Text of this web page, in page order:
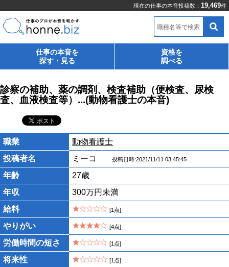
現在の仕事の本音投稿数： 19,469件
職種名等で検索
仕事の本音を
探す・見る
資格を
調べる
診察の補助、薬の調剤、検査補助（便検査、尿検
査、血液検査等）...(動物看護士の本音)
職業
動物看護士
投稿者名
ミーコ 投稿日時:2021/11/11 03:45:45
年齢
27歳
年収
300万円未満
給料
[1点]
やりがい [4点]
労働時間の短さ [1点]
将来性 [1点]